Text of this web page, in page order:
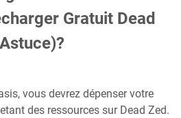
Gratuit Dead
vous devrez dépenser votre
des ressources sur Dead Zed.